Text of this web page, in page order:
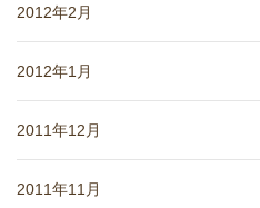
2012年2月
2012年1月
2011年12月
2011年11月